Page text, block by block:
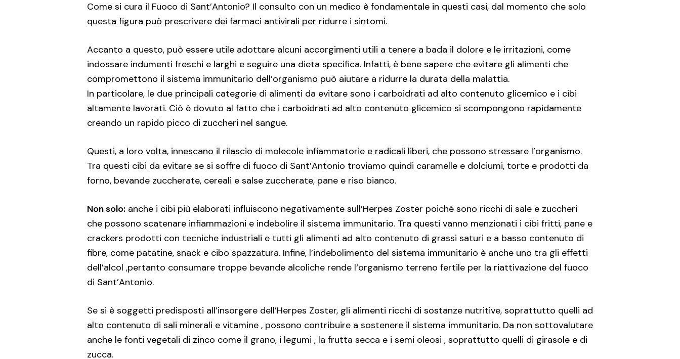
Come si cura il Fuoco di Sant’Antonio? Il consulto con un medico è fondamentale in questi casi, dal momento che solo
questa figura può prescrivere dei farmaci antivirali per ridurre i sintomi.
Accanto a questo, può essere utile adottare alcuni accorgimenti utili a tenere a bada il dolore e le irritazioni, come
indossare indumenti freschi e larghi e seguire una dieta specifica. Infatti, è bene sapere che evitare gli alimenti che
compromettono il sistema immunitario dell’organismo può aiutare a ridurre la durata della malattia.
In particolare, le due principali categorie di alimenti da evitare sono i carboidrati ad alto contenuto glicemico e i cibi
altamente lavorati. Ciò è dovuto al fatto che i carboidrati ad alto contenuto glicemico si scompongono rapidamente
creando un rapido picco di zuccheri nel sangue.
Questi, a loro volta, innescano il rilascio di molecole infiammatorie e radicali liberi, che possono stressare l’organismo.
Tra questi cibi da evitare se si soffre di fuoco di Sant’Antonio troviamo quindi caramelle e dolciumi, torte e prodotti da
forno, bevande zuccherate, cereali e salse zuccherate, pane e riso bianco.
Non solo: anche i cibi più elaborati influiscono negativamente sull’Herpes Zoster poiché sono ricchi di sale e zuccheri
che possono scatenare infiammazioni e indebolire il sistema immunitario. Tra questi vanno menzionati i cibi fritti, pane e
crackers prodotti con tecniche industriali e tutti gli alimenti ad alto contenuto di grassi saturi e a basso contenuto di
fibre, come patatine, snack e cibo spazzatura. Infine, l’indebolimento del sistema immunitario è anche uno tra gli effetti
dell’alcol ,pertanto consumare troppe bevande alcoliche rende l‘organismo terreno fertile per la riattivazione del fuoco
di Sant’Antonio.
Se si è soggetti predisposti all’insorgere dell’Herpes Zoster, gli alimenti ricchi di sostanze nutritive, soprattutto quelli ad
alto contenuto di sali minerali e vitamine , possono contribuire a sostenere il sistema immunitario. Da non sottovalutare
anche le fonti vegetali di zinco come il grano, i legumi , la frutta secca e i semi oleosi , soprattutto quelli di girasole e di
zucca.